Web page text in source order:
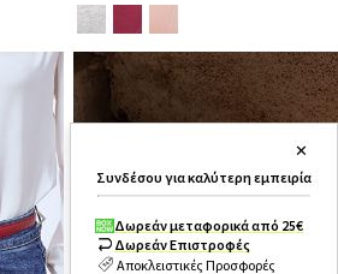
✕
Συνδέσου για καλύτερη εμπειρία
Δωρεάν μεταφορικά από 25€
Δωρεάν Επιστροφές
Αποκλειστικές Προσφορές